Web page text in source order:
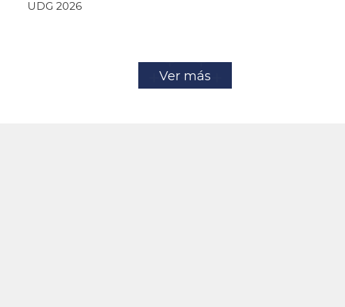
UDG 2026
Ver más